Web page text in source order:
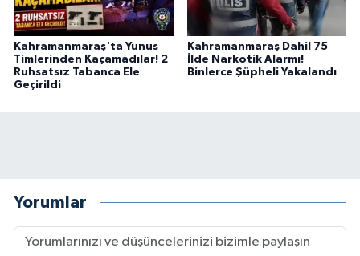
Kahramanmaraş'ta Yunus
Timlerinden Kaçamadılar! 2
Ruhsatsız Tabanca Ele
Geçirildi
Kahramanmaraş Dahil 75
İlde Narkotik Alarmı!
Binlerce Şüpheli Yakalandı
Yorumlar
ÇEVRE
BİLİM VE TEKNOLOJİ
HABERDE İNSAN